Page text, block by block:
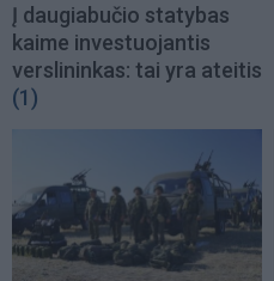
Į daugiabučio statybas
kaime investuojantis
verslininkas: tai yra ateitis
(1)